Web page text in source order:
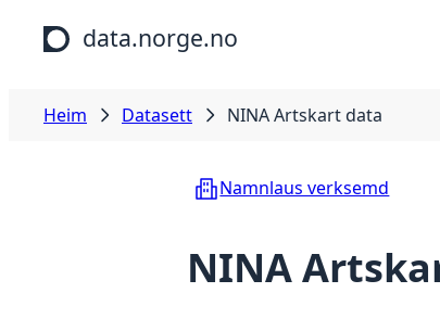
Hopp til hovudinnhald
data.norge.no
Heim Datasett NINA Artskart data
Namnlaus verksemd
NINA